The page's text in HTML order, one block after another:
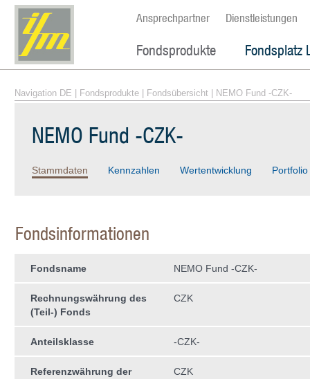
Ansprechpartner Dienstleistungen
Fondsprodukte Fondsplatz
Navigation DE Fondsprodukte Fondsübersicht | NEMO Fund -CZK-
NEMO Fund -CZK-
Stammdaten Kennzahlen Wertentwicklung Portfolio
Fondsinformationen
Fondsname NEMO Fund -CZK-
Rechnungswährung des
(Teil-) Fonds
CZK
Anteilsklasse -CZK-
Referenzwährung der
CZK